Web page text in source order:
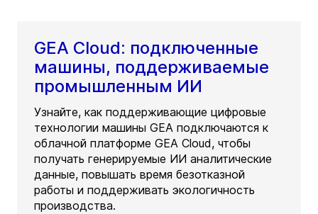
GEA Cloud: подключенные
машины, поддерживаемые
промышленным ИИ
Узнайте, как поддерживающие цифровые
технологии машины GEA подключаются к
облачной платформе GEA Cloud, чтобы
получать генерируемые ИИ аналитические
данные, повышать время безотказной
работы и поддерживать экологичность
производства.